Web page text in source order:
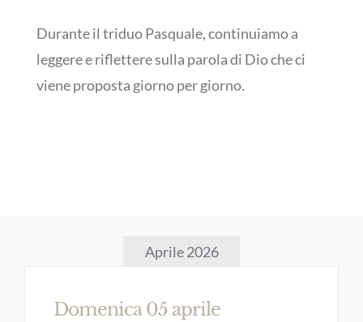
Durante il triduo Pasquale, continuiamo a
leggere e riflettere sulla parola di Dio che ci
viene proposta giorno per giorno.
Aprile 2026
Domenica 05 aprile